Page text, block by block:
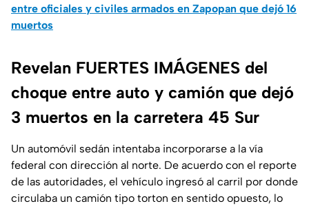
entre oficiales y civiles armados en Zapopan que dejó 16
muertos
Revelan FUERTES IMÁGENES del
choque entre auto y camión que dejó
3 muertos en la carretera 45 Sur
Un automóvil sedán intentaba incorporarse a la vía
federal con dirección al norte. De acuerdo con el reporte
de las autoridades, el vehículo ingresó al carril por donde
circulaba un camión tipo torton en sentido opuesto, lo